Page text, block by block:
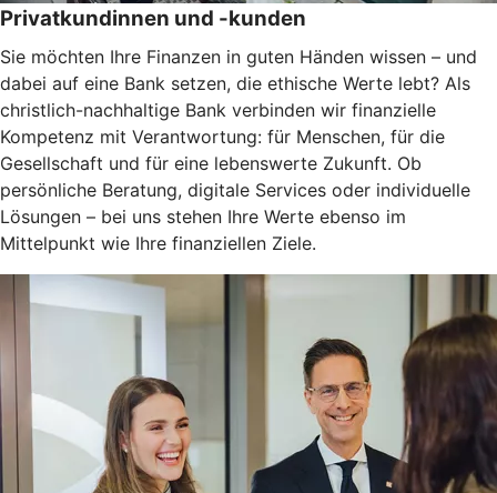
Privatkundinnen und -kunden
Sie möchten Ihre Finanzen in guten Händen wissen – und
dabei auf eine Bank setzen, die ethische Werte lebt? Als
christlich-nachhaltige Bank verbinden wir finanzielle
Kompetenz mit Verantwortung: für Menschen, für die
Gesellschaft und für eine lebenswerte Zukunft. Ob
persönliche Beratung, digitale Services oder individuelle
Lösungen – bei uns stehen Ihre Werte ebenso im
Mittelpunkt wie Ihre finanziellen Ziele.